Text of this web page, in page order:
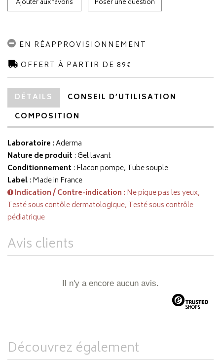
Ajouter aux favoris Poser une question
EN RÉAPPROVISIONNEMENT
OFFERT À PARTIR DE 89€
DÉTAILS
CONSEIL D’UTILISATION
COMPOSITION
Laboratoire :Aderma
Nature de produit : Gel lavant
Conditionnement : Flacon pompe, Tube souple
Label: Made in France
Indication / Contre-indication : Ne pique pas les yeux,
Testé sous contôle dermatologique, Testé sous contrôle
pédiatrique
Avis clients
Il n'y a encore aucun avis.
Découvrez également